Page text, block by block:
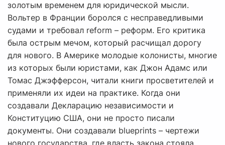
золотым временем для юридической мысли.
Вольтер в Франции боролся с несправедливыми
судами и требовал reform – реформ. Его критика
была острым мечом, который расчищал дорогу
для нового. В Америке молодые колонисты, многие
из которых были юристами, как Джон Адамс или
Томас Джэфферсон, читали книги просветителей и
применяли их идеи на практике. Когда они
создавали Декларацию независимости и
Конституцию США, они не просто писали
документы. Они создавали blueprints – чертежи